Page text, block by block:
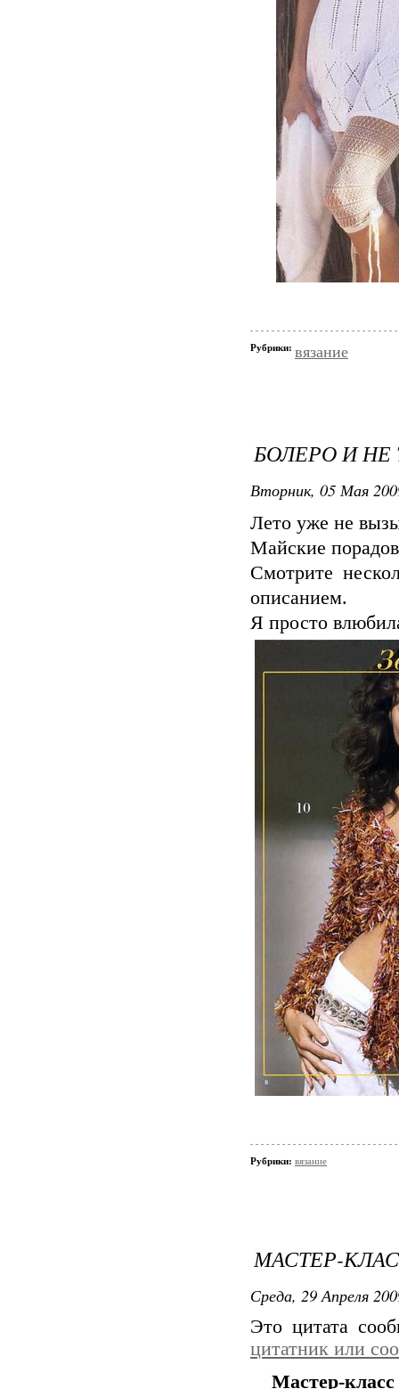
Рубрики: вязание
БОЛЕРО И НЕ
Вторник, 05 Мая
Лето уже не
Майские
Смотрите
описанием.
Я просто
Рубрики: вязание
МАСТЕР-
Среда, 29 Апреля
Это цитата
цитатник или
Мастер-